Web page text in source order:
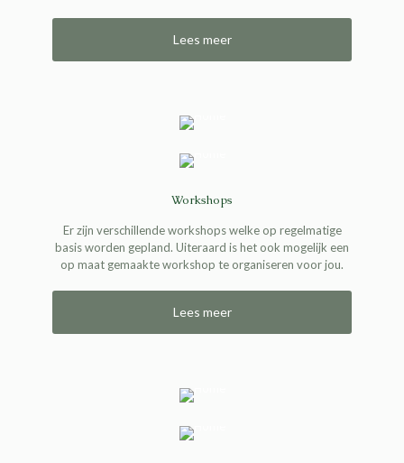
Lees meer
Workshops
Er zijn verschillende workshops welke op regelmatige
basis worden gepland. Uiteraard is het ook mogelijk een
op maat gemaakte workshop te organiseren voor jou.
Lees meer